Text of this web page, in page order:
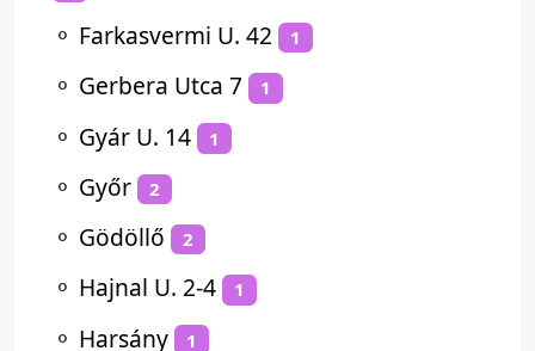
⚬ Farkasvermi U. 42 1
⚬ Gerbera Utca 7 1
⚬ Gyár U. 14 1
⚬ Győr 2
⚬ Gödöllő 2
⚬ Hajnal U. 2-4 1
⚬ Harsány 1